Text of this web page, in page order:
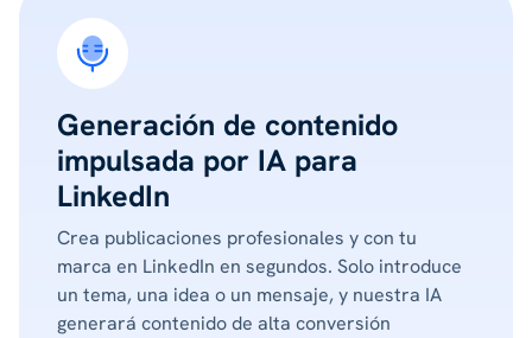
Generación de contenido
impulsada por IA para
LinkedIn
Crea publicaciones profesionales y con tu
marca en LinkedIn en segundos. Solo introduce
un tema, una idea o un mensaje, y nuestra IA
generará contenido de alta conversión